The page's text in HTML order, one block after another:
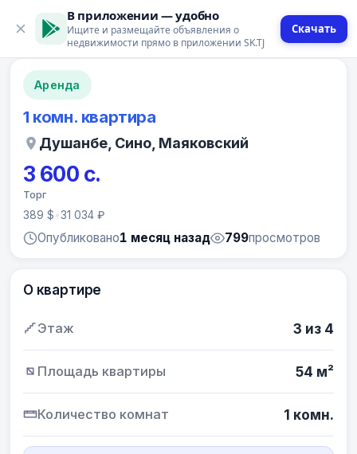
В приложении — удобно
Ищите и размещайте объявления о
недвижимости прямо в приложении SK.TJ
Скачать
12 фото
Аренда
1 комн. квартира
Душанбе, Сино, Маяковский
3 600 с.
Торг
389 $•31 034 ₽
Опубликовано1 месяц назад 799просмотров
О квартире
Этаж 3 из 4
Площадь квартиры 54 м²
Количество комнат 1 комн.